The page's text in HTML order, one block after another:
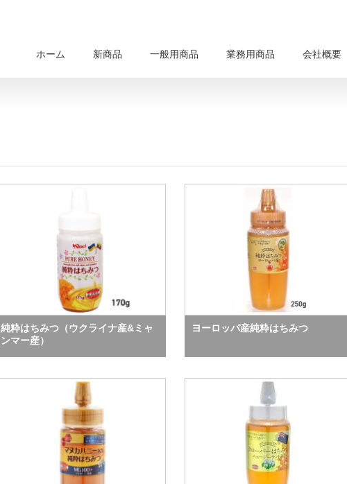
ホーム 新商品 一般用商品 業務用商品 会社概要
純粋はちみつ（ウクライナ産&ミャ
ンマー産）
ヨーロッパ産純粋はちみつ